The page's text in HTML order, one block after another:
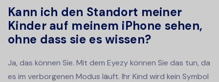
Kann ich den Standort meiner
Kinder auf meinem iPhone sehen,
ohne dass sie es wissen?
Ja, das können Sie. Mit dem Eyezy können Sie das tun, da
es im verborgenen Modus läuft. Ihr Kind wird kein Symbol